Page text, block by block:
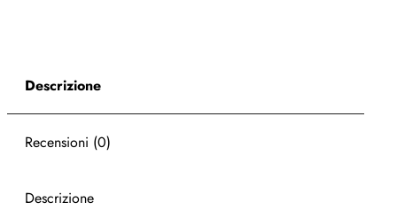
Descrizione
Recensioni (0)
Descrizione